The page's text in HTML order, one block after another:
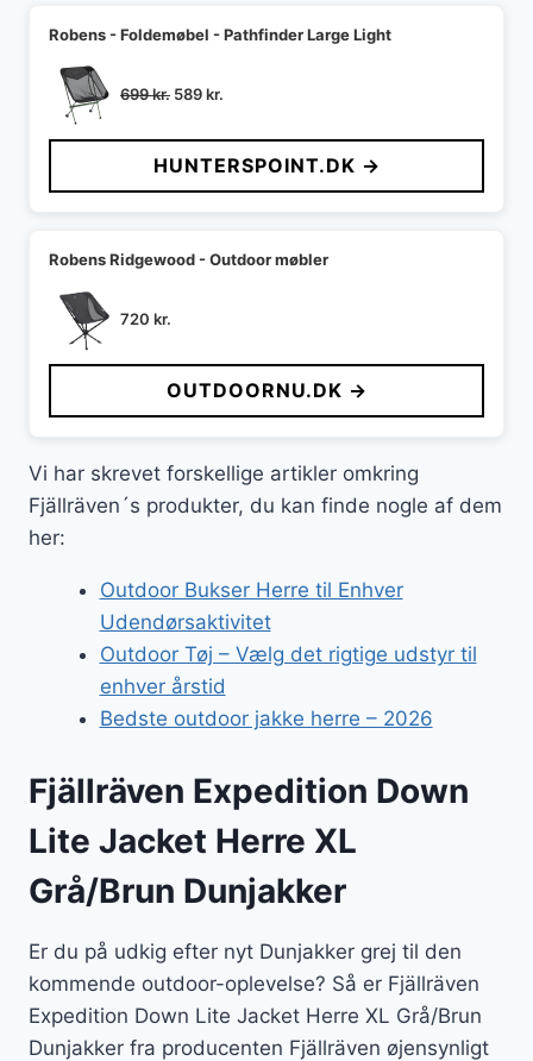
Robens - Foldemøbel - Pathfinder Large Light
699kr. Den
pris
var:
699 kr..
589kr.
pris
er:
589 kr..
HUNTERSPOINT.DK →
Robens Ridgewood - Outdoor møbler
720 kr.
OUTDOORNU.DK →
Vi har skrevet forskellige artikler omkring
Fjällräven´s produkter, du kan finde nogle af dem
her:
Outdoor Bukser Herre til Enhver
Udendørsaktivitet
Outdoor Tøj – Vælg det rigtige udstyr til
enhver årstid
Bedste outdoor jakke herre – 2026
Fjällräven Expedition Down
Lite Jacket Herre XL
Grå/Brun Dunjakker
Er du på udkig efter nyt Dunjakker grej til den
kommende outdoor-oplevelse? Så er Fjällräven
Expedition Down Lite Jacket Herre XL Grå/Brun
Dunjakker fra producenten Fjällräven øjensynligt